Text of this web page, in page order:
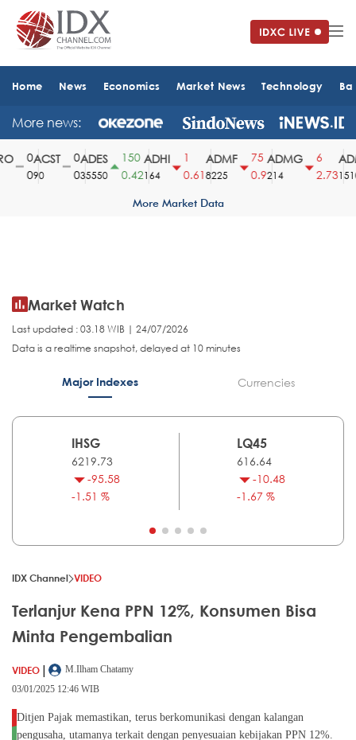
Home News Economics Market News Technology
More news:
ACST
90
ADES
35550
150
0.42
ADHI
164
0.61
ADMF
8225
75
0.9
ADMG
214
2.731510
More Market Data
Market Watch
Last updated : 03.18 WIB | 24/07/2026
Data is a realtime snapshot, delayed at 10 minutes
Major Indexes Currencies
IHSG
6219.73
-95.58
-1.51 %
LQ45
616.64
-10.48
-1.67 %
IDX Channel VIDEO
Terlanjur Kena PPN 12%, Konsumen Bisa
Minta Pengembalian
VIDEO |
M.Ilham Chatamy
03/01/2025 12:46 WIB
Ditjen Pajak memastikan, terus berkomunikasi dengan kalangan
pengusaha, utamanya terkait dengan penyesuaian kebijakan PPN 12%.